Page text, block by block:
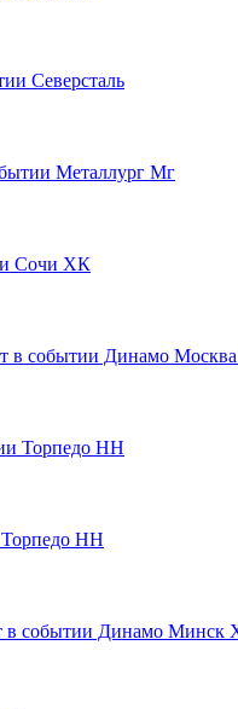
Северсталь
Металлург Мг
Сочи ХК
Динамо
Торпедо НН
Торпедо НН
Динамо Минск